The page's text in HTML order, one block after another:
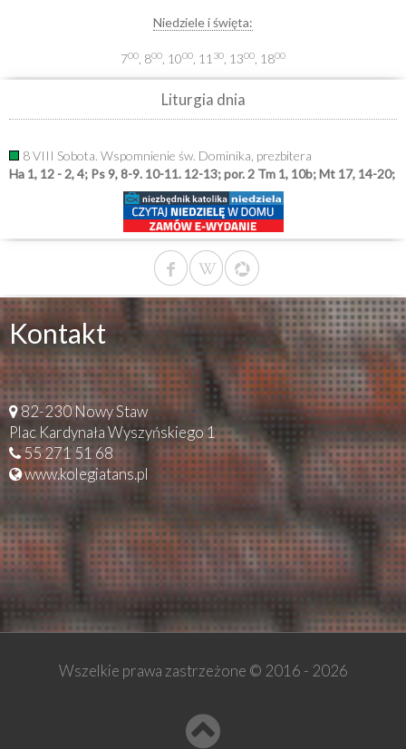
Niedziele i święta:
700 , 800 , 1000 , 11 30 , 1300 , 1800
Liturgia dnia
8 VIII Sobota. Wspomnienie św. Dominika, prezbitera
Ha 1, 12 - 2, 4; Ps 9, 8-9. 10-11. 12-13; por. 2 Tm 1, 10b; Mt 17, 14-20;
Kontakt
82-230 Nowy Staw
Plac Kardynała Wyszyńskiego 1
55 271 51 68
www.kolegiatans.pl
Wszelkie prawa zastrzeżone © 2016 - 2026